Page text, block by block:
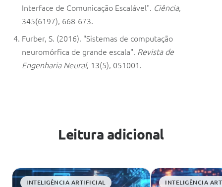
Interface de Comunicação Escalável". Ciência,
345(6197), 668-673.
Furber, S. (2016). "Sistemas de computação
neuromórfica de grande escala". Revista de
Engenharia Neural, 13(5), 051001.
Leitura adicional
INTELIGÊNCIA ARTIFICIAL INTELIGÊNCIA